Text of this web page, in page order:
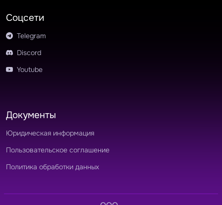
Соцсети
Telegram
Discord
Youtube
Документы
Юридическая информация
Пользовательское соглашение
Политика обработки данных